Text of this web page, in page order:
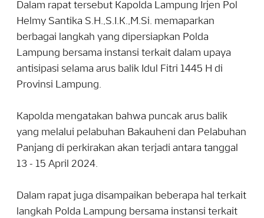
Dalam rapat tersebut Kapolda Lampung Irjen Pol
Helmy Santika S.H.,S.I.K.,M.Si. memaparkan
berbagai langkah yang dipersiapkan Polda
Lampung bersama instansi terkait dalam upaya
antisipasi selama arus balik Idul Fitri 1445 H di
Provinsi Lampung.
Kapolda mengatakan bahwa puncak arus balik
yang melalui pelabuhan Bakauheni dan Pelabuhan
Panjang di perkirakan akan terjadi antara tanggal
13 - 15 April 2024.
Dalam rapat juga disampaikan beberapa hal terkait
langkah Polda Lampung bersama instansi terkait